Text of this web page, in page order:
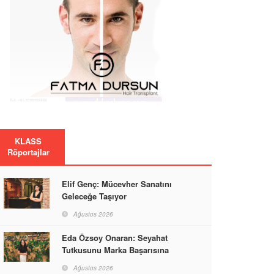
KLASS
Röportajlar
Elif Genç: Mücevher Sanatını
Geleceğe Taşıyor
Ağustos 2026
Eda Özsoy Onaran: Seyahat
Tutkusunu Marka Başarısına
Ağustos 2026